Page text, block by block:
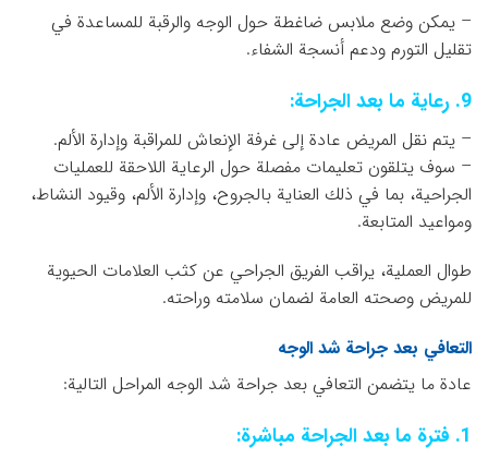
– يمكن وضع ملابس ضاغطة حول الوجه والرقبة للمساعدة في
تقليل التورم ودعم أنسجة الشفاء.
9. رعاية ما بعد الجراحة:
– يتم نقل المريض عادة إلى غرفة الإنعاش للمراقبة وإدارة الألم.
– سوف يتلقون تعليمات مفصلة حول الرعاية اللاحقة للعمليات
الجراحية، بما في ذلك العناية بالجروح، وإدارة الألم، وقيود النشاط،
ومواعيد المتابعة.
طوال العملية، يراقب الفريق الجراحي عن كثب العلامات الحيوية
للمريض وصحته العامة لضمان سلامته وراحته.
التعافي بعد جراحة شد الوجه
عادة ما يتضمن التعافي بعد جراحة شد الوجه المراحل التالية:
1. فترة ما بعد الجراحة مباشرة: